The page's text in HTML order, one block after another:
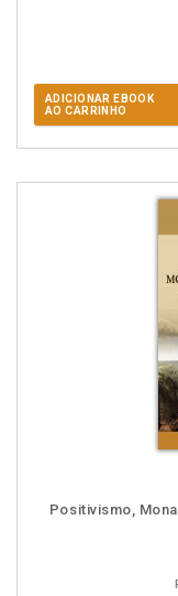
ADICIONAR EBOOK
AO CARRINHO
Positivismo,